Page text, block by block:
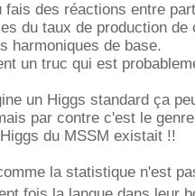
fais des réactions entre
du taux de production
harmoniques de base.
un truc qui est
un Higgs standard ça
par contre c'est le
du MSSM existait !!
la statistique n'est